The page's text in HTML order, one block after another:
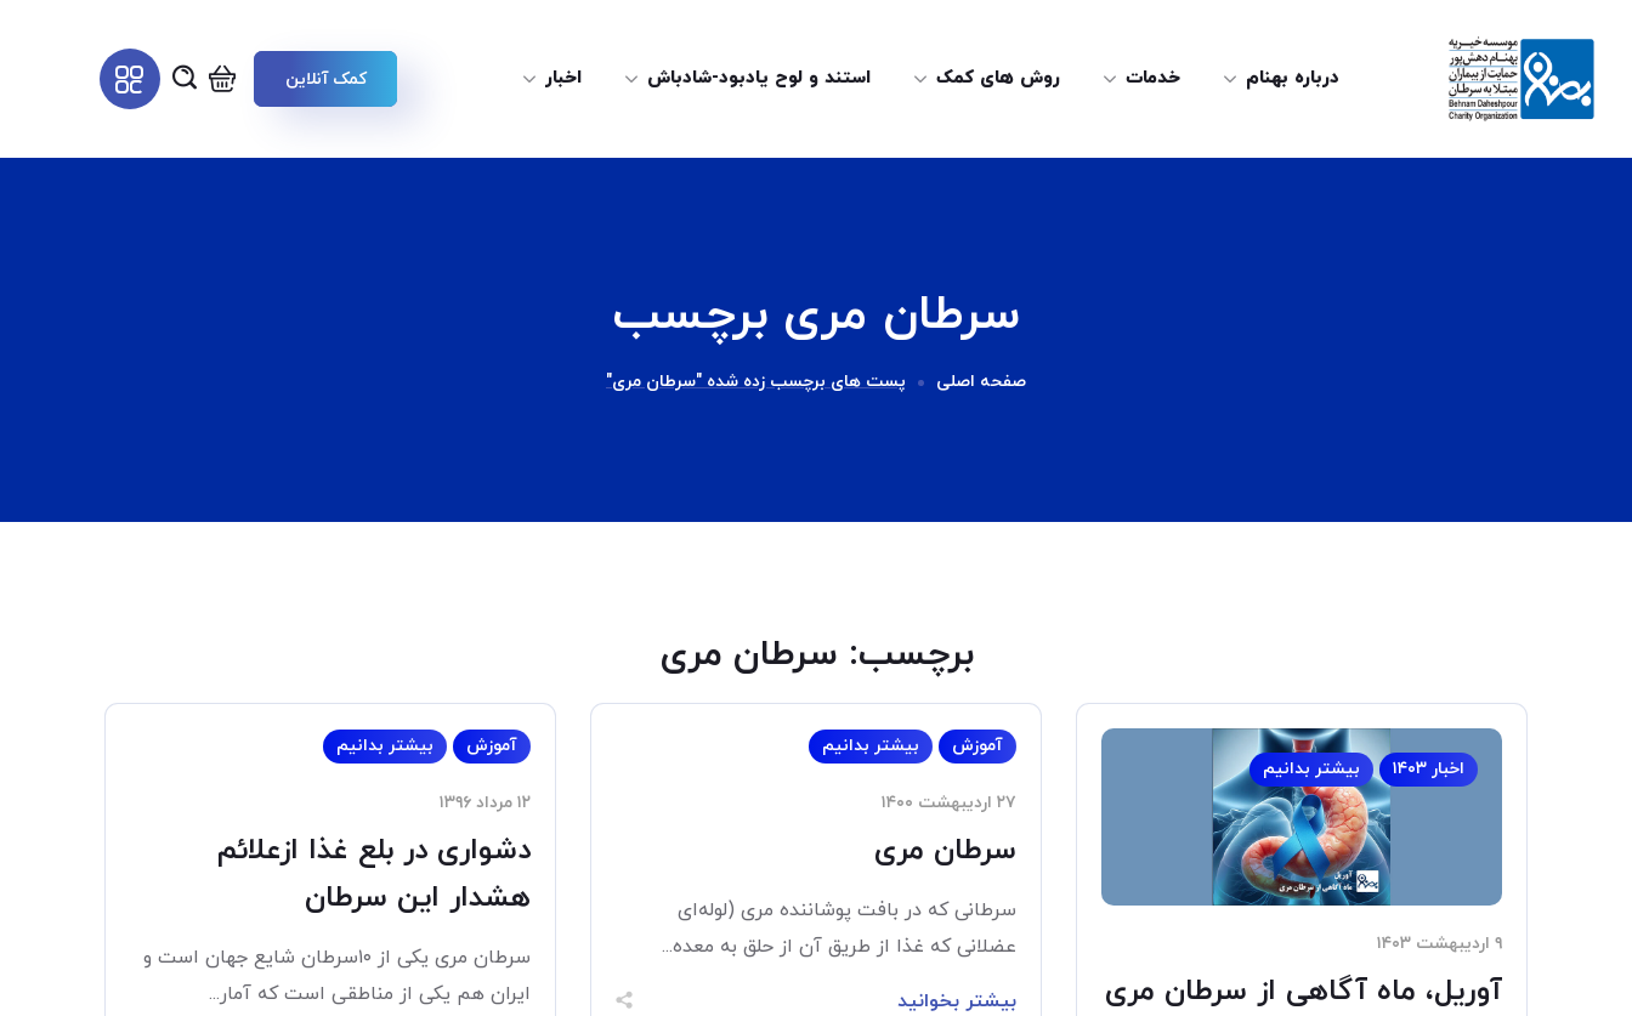
درباره بهنام خدمات روش های کمک استند و لوح یادبود-شادباش اخبار کمک آنلاین
سرطان مری برچسب
صفحه اصلی پست های برچسب زده شده "سرطان مری"
برچسب: سرطان مری
اخبار ۱۴۰۳ بیشتر بدانیم
۹ اردیبهشت ۱۴۰۳
آوریل، ماه آگاهی از سرطان مری
آموزش بیشتر بدانیم
۲۷ اردیبهشت ۱۴۰۰
سرطان مری
سرطانی که در بافت پوشاننده مری (لوله‌ای
عضلانی که غذا از طریق آن از حلق به معده...
بیشتر بخوانید
آموزش بیشتر بدانیم
۱۲ مرداد ۱۳۹۶
دشواری در بلع غذا ازعلائم
هشدار این سرطان
سرطان مری یکی از ۱۰‌سرطان شایع جهان است و
ایران هم یکی از مناطقی است که آمار...